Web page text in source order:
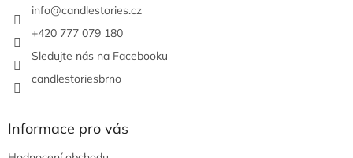
info@candlestories.cz
+420 777 079 180
Sledujte nás na Facebooku
candlestoriesbrno
Informace pro vás